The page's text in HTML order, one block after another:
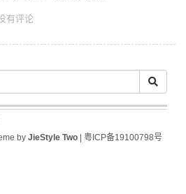
有评论
by JieStyle Two| 粤ICP备19100798号